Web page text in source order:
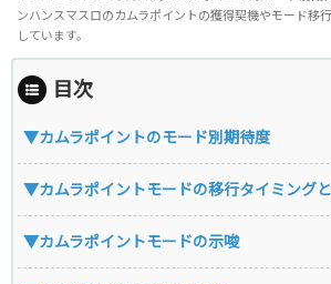
ンハンスマスロのカムラポイントの獲得契機やモード移
しています。
目次
▼カムラポイントのモード別期待度
▼カムラポイントモードの移行タイミング
▼カムラポイントモードの示唆